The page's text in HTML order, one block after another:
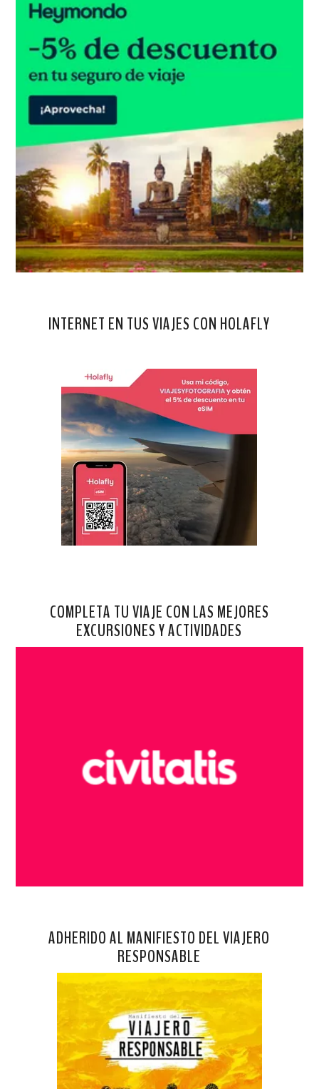
INTERNET EN TUS VIAJES CON HOLAFLY
COMPLETA TU VIAJE CON LAS MEJORES
EXCURSIONES Y ACTIVIDADES
ADHERIDO AL MANIFIESTO DEL VIAJERO
RESPONSABLE